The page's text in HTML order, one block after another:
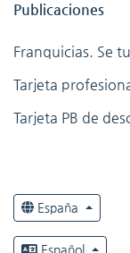
Publicaciones
Franquicias. Se
Tarjeta
Tarjeta PB de
España
Español